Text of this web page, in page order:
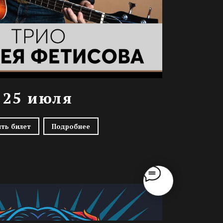
25 июля
билет Подробнее